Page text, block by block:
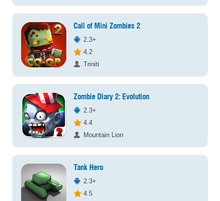
Call of Mini Zombies 2
2.3+
4.2
Triniti
Zombie Diary 2: Evolution
2.3+
4.4
Mountain Lion
Tank Hero
2.3+
4.5